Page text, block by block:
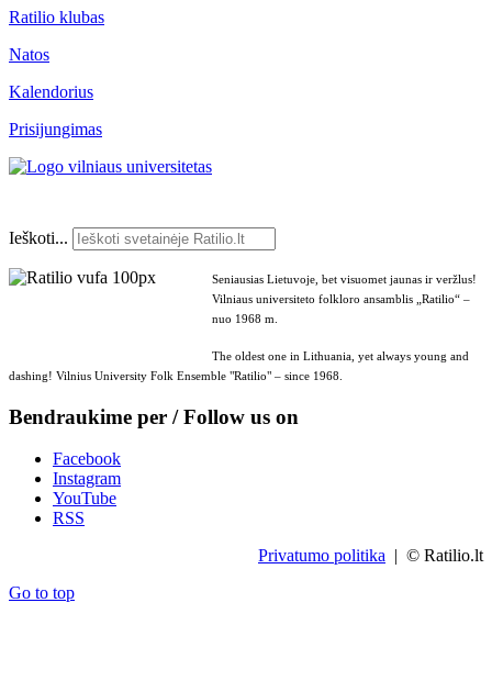
Ratilio klubas
Natos
Kalendorius
Prisijungimas
Ieškoti...
Seniausias Lietuvoje, bet visuomet jaunas ir veržlus!
Vilniaus universiteto folkloro ansamblis „Ratilio“ –
nuo 1968 m.
The oldest one in Lithuania, yet always young and
dashing! Vilnius University Folk Ensemble "Ratilio" – since 1968.
Bendraukime per / Follow us on
Facebook
Instagram
YouTube
RSS
Privatumo politika | © Ratilio.lt
Go to top